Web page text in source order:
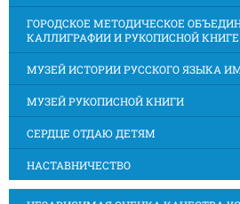
ГОРОДСКОЕ МЕТОДИЧЕСКОЕ
КАЛЛИГРАФИИ И РУКОПИСНОЙ КНИГЕ
МУЗЕЙ ИСТОРИИ РУССКОГО ЯЗЫКА
МУЗЕЙ РУКОПИСНОЙ КНИГИ
СЕРДЦЕ ОТДАЮ ДЕТЯМ
НАСТАВНИЧЕСТВО